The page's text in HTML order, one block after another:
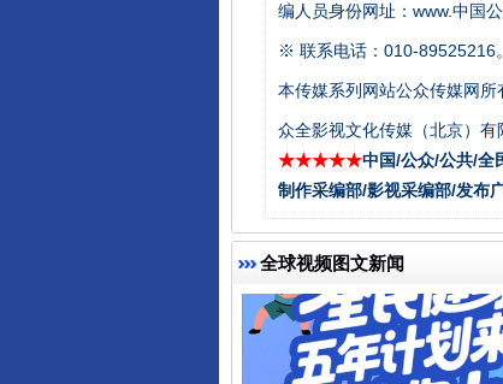
编人员身份网址：www.中国
※ 联系电话：010-89525216。
本传媒系列网站公众传媒网所
众全影视文化传媒（北京）有
★★★★★中国/公众/公共/全
制作采编部/影视采编部/发布
全球视频图文新闻
全民健身五年计划来了！